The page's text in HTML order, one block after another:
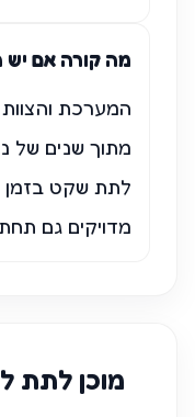
מה קורה אם
המערכת
מתוך שנים של
לתת שקט בזמן
מדויקים גם
מוכן לתת